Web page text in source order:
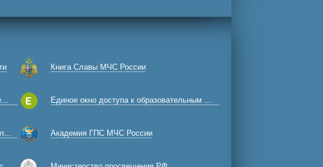
Книга Славы МЧС России
Единое окно доступа к образовательным ресурсам
Академия ГПС МЧС России